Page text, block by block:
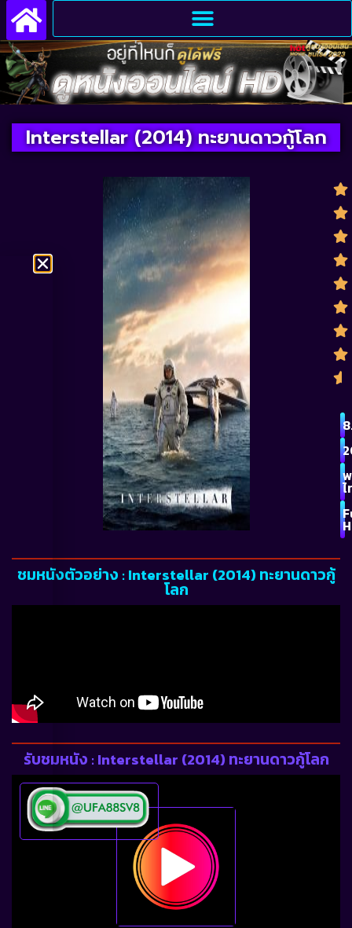
Interstellar (2014) ทะยานดาวกู้โลก
ชมหนังตัวอย่าง : Interstellar (2014) ทะยานดาวกู้
โลก
รับชมหนัง : Interstellar (2014) ทะยานดาวกู้โลก